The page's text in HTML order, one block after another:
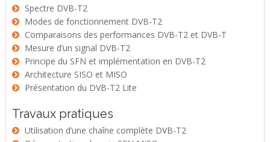
Spectre DVB-T2
Modes de fonctionnement DVB-T2
Comparaisons des performances DVB-T2 et DVB-T
Mesure d’un signal DVB-T2
Principe du SFN et implémentation en DVB-T2
Architecture SISO et MISO
Présentation du DVB-T2 Lite
Travaux pratiques
Utilisation d’une chaîne complète DVB-T2